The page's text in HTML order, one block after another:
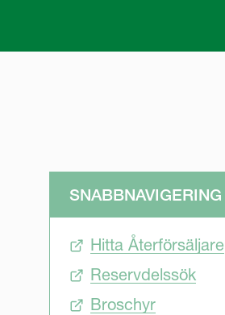
SNABBNAVIGERING
Hitta Återförsäljare
Reservdelssök
Broschyr